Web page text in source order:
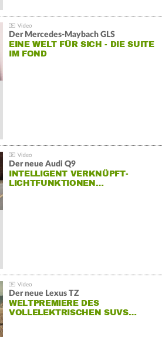
Der Mercedes‑Maybach GLS
EINE WELT FÜR SICH - DIE SUITE
IM FOND
Der neue Audi Q9
INTELLIGENT VERKNÜPFT-
LICHTFUNKTIONEN…
Der neue Lexus TZ
WELTPREMIERE DES
VOLLELEKTRISCHEN SUVS…